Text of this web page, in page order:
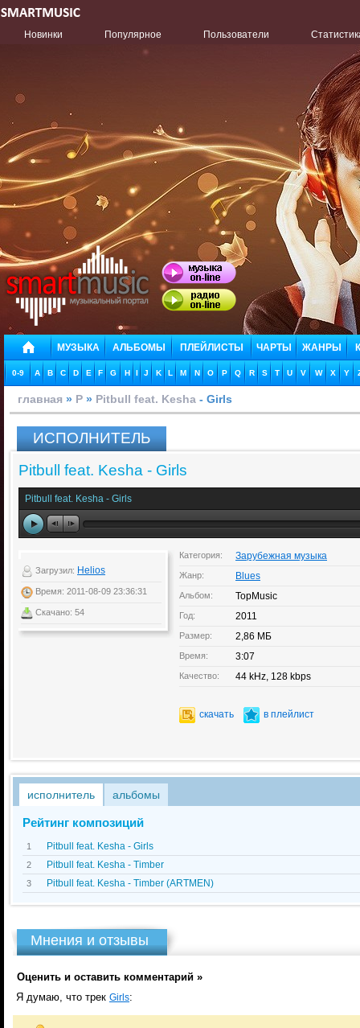
Новинки Популярное Пользователи
МУЗЫКА АЛЬБОМЫ ПЛЕЙЛИСТЫ ЧАРТЫ ЖАНРЫ
0-9 A B C D E F G H I J K L M N O P Q R S T U V W X Y
главная » P » Pitbull feat. Kesha - Girls
ИСПОЛНИТЕЛЬ
Pitbull feat. Kesha - Girls
Pitbull feat. Kesha - Girls
Загрузил: Helios
Время: 2011-08-09 23:36:31
Скачано: 54
Категория: Зарубежная музыка
Жанр: Blues
Альбом: TopMusic
Год: 2011
Размер: 2,86 МБ
Время: 3:07
Качество: 44 kHz, 128 kbps
скачать в плейлист
исполнитель альбомы
Рейтинг композиций
1 Pitbull feat. Kesha - Girls
2 Pitbull feat. Kesha - Timber
3 Pitbull feat. Kesha - Timber (ARTMEN)
Мнения и отзывы
Оценить и оставить комментарий »
Я думаю, что трек Girls: